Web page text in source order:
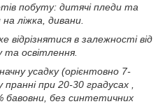
побуту: дитячі пледи та
ліжка, дивани.
відрізнятися в залежності від
освітлення.
усадку (орієнтовно 7-
при 20-30 градусах ,
бавовни, без синтетичних